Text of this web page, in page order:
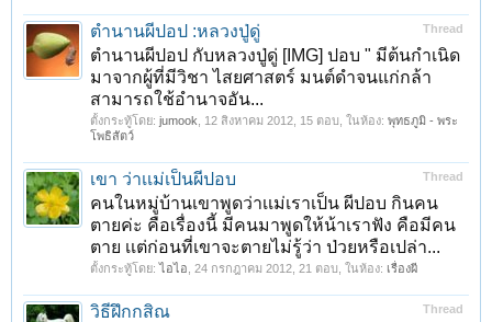
Thread
ตำนานผีปอป :หลวงปู่ดู่
ตำนานผีปอป กับหลวงปู่ดู่ [IMG] ปอบ " มีต้นกำเนิด
มาจากผู้ที่มีวิชา ไสยศาสตร์ มนต์ดำจนแก่กล้า
สามารถใช้อำนาจอัน...
ตั้งกระทู้โดย: jumook 12 สิงหาคม 2012 , 15 ตอบ, ในห้อง: พุทธภูมิ - พระ
โพธิสัตว์
Thread
เขา ว่าเเม่เป็นผีปอบ
คนในหมู่บ้านเขาพูดว่าเเม่เราเป็น ผีปอบ กินคน
ตายค่ะ คือเรื่องนี้ มีคนมาพูดให้น้าเราฟัง คือมีคน
ตาย เเต่ก่อนที่เขาจะตายไม่รู้ว่า ป่วยหรือเปล่า...
ตั้งกระทู้โดย:ไอไอ 24 กรกฎาคม 2012 , 21 ตอบ, ในห้อง: เรื่องผี
Thread
วิธีฝึกกสิณ